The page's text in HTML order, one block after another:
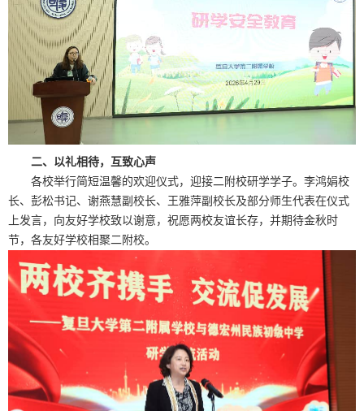
二、以礼相待，互致心声
各校举行简短温馨的欢迎仪式，迎接二附校研学学子。李鸿娟校
长、彭松书记、谢燕慧副校长、王雅萍副校长及部分师生代表在仪式
上发言，向友好学校致以谢意，祝愿两校友谊长存，并期待金秋时
节，各友好学校相聚二附校。